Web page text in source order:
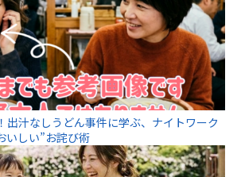
出汁なしうどん事件に学ぶ、ナイトワーク
いしい”お詫び術